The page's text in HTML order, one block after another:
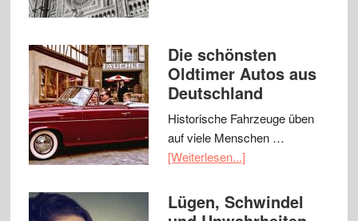
Die schönsten
Oldtimer Autos aus
Deutschland
Historische Fahrzeuge üben
auf viele Menschen …
[Weiterlesen...]
Lügen, Schwindel